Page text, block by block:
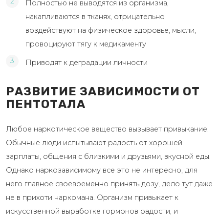
Полностью не выводятся из организма,
накапливаются в тканях, отрицательно
воздействуют на физическое здоровье, мысли,
провоцируют тягу к медикаменту
Приводят к деградации личности
РАЗВИТИЕ ЗАВИСИМОСТИ ОТ
ПЕНТОТАЛА
Любое наркотическое вещество вызывает привыкание.
Обычные люди испытывают радость от хорошей
зарплаты, общения с близкими и друзьями, вкусной еды.
Однако наркозависимому все это не интересно, для
него главное своевременно принять дозу, дело тут даже
не в прихоти наркомана. Организм привыкает к
искусственной выработке гормонов радости, и